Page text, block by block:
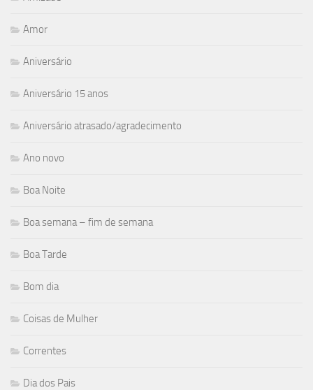
Amor
Aniversário
Aniversário 15 anos
Aniversário atrasado/agradecimento
Ano novo
Boa Noite
Boa semana – fim de semana
Boa Tarde
Bom dia
Coisas de Mulher
Correntes
Dia dos Pais